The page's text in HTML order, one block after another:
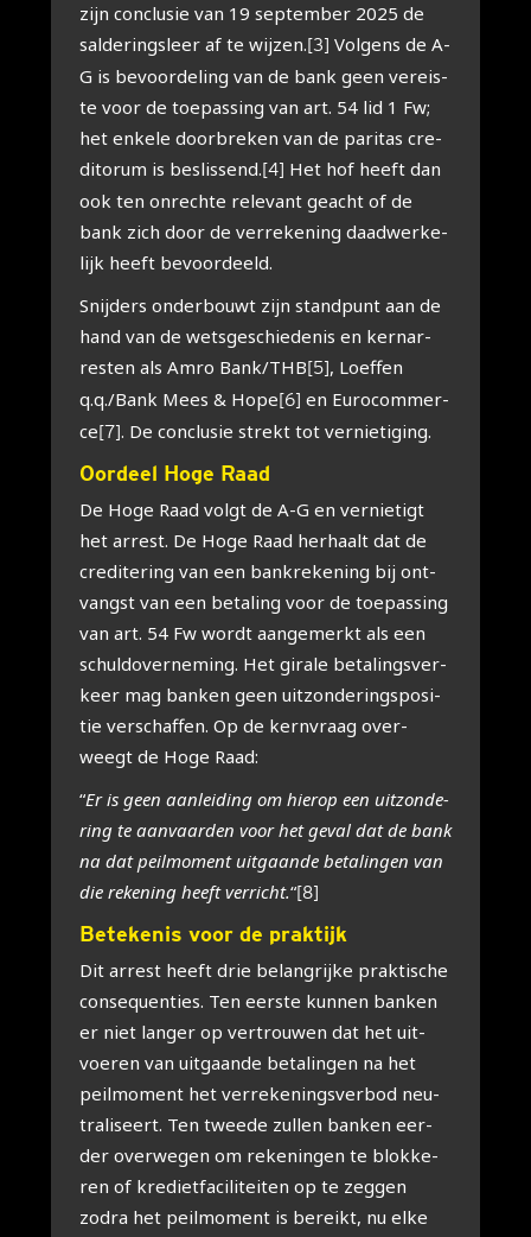
zijn con­clu­sie van 19 sep­tem­ber 2025 de
sal­de­rings­leer af te wij­zen.[3] Vol­gens de A-
G is bevoor­de­ling van de bank geen ver­eis­
te voor de toe­pas­sing van art. 54 lid 1 Fw;
het enke­le door­bre­ken van de pari­tas cre­
di­to­rum is beslis­send.[4] Het hof heeft dan
ook ten onrech­te rele­vant geacht of de
bank zich door de ver­re­ke­ning daad­wer­ke­
lijk heeft bevoor­deeld.
Snij­ders onder­bouwt zijn stand­punt aan de
hand van de wets­ge­schie­de­nis en kern­ar­
res­ten als Amro Bank/THB[5], Loef­fen
q.q./Bank Mees & Hope[6] en Euro­com­mer­
ce[7]. De con­clu­sie strekt tot ver­nie­ti­ging.
Oor­deel Hoge Raad
De Hoge Raad volgt de A-G en ver­nie­tigt
het arrest. De Hoge Raad her­haalt dat de
cre­di­te­ring van een bank­re­ke­ning bij ont­
vangst van een beta­ling voor de toe­pas­sing
van art. 54 Fw wordt aan­ge­merkt als een
schuld­over­ne­ming. Het gira­le beta­lings­ver­
keer mag ban­ken geen uit­zon­de­rings­po­si­
tie ver­schaf­fen. Op de kern­vraag over­
weegt de Hoge Raad:
“Er is geen aan­lei­ding om hier­op een uit­zon­de­
ring te aan­vaar­den voor het geval dat de bank
na dat peil­mo­ment uit­gaan­de beta­lin­gen van
die reke­ning heeft ver­richt.“[8]
Bete­ke­nis voor de prak­tijk
Dit arrest heeft drie belang­rij­ke prak­ti­sche
con­se­quen­ties. Ten eer­ste kun­nen ban­ken
er niet lan­ger op ver­trou­wen dat het uit­
voe­ren van uit­gaan­de beta­lin­gen na het
peil­mo­ment het ver­re­ke­nings­ver­bod neu­
tra­li­seert. Ten twee­de zul­len ban­ken eer­
der over­we­gen om reke­nin­gen te blok­ke­
ren of kre­diet­fa­ci­li­tei­ten op te zeg­gen
zodra het peil­mo­ment is bereikt, nu elke